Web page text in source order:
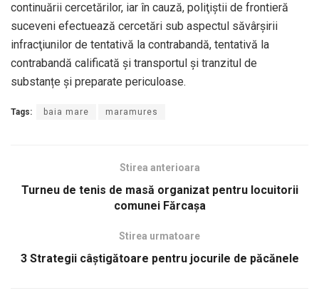
continuării cercetărilor, iar în cauză, poliţiştii de frontieră
suceveni efectuează cercetări sub aspectul săvârşirii
infracţiunilor de tentativă la contrabandă, tentativă la
contrabandă calificată și transportul și tranzitul de
substanțe și preparate periculoase.
Tags: baia mare maramures
Stirea anterioara
Turneu de tenis de masă organizat pentru locuitorii
comunei Fărcaşa
Stirea urmatoare
3 Strategii câștigătoare pentru jocurile de păcănele